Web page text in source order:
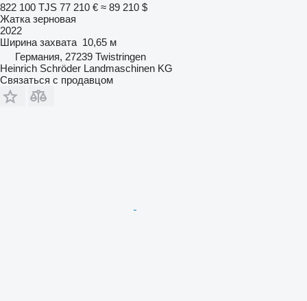
822 100 TJS 77 210 € ≈ 89 210 $
Жатка зерновая
2022
Ширина захвата 10,65 м
Германия, 27239 Twistringen
Heinrich Schröder Landmaschinen KG
Связаться с продавцом